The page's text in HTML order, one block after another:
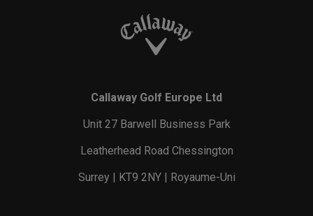
Callaway Golf Europe Ltd
Unit 27 Barwell Business Park
Leatherhead Road Chessington
Surrey | KT9 2NY | Royaume-Uni